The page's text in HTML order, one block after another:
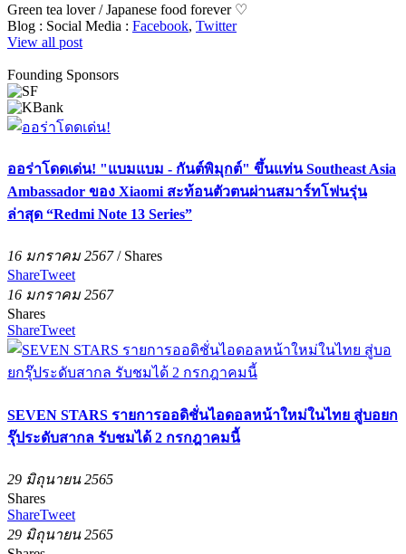
Green tea lover / Japanese food forever ♡
Blog : Social Media : Facebook, Twitter
View all post
Founding Sponsors
ออร่าโดดเด่น! "แบมแบม - กันต์พิมุกต์" ขึ้นแท่น Southeast Asia
Ambassador ของ Xiaomi สะท้อนตัวตนผ่านสมาร์ทโฟนรุ่น
ล่าสุด “Redmi Note 13 Series”
16 มกราคม 2567/ Shares
ShareTweet
16 มกราคม 2567
Shares
ShareTweet
SEVEN STARS รายการออดิชั่นไอดอลหน้าใหม่ในไทย สู่บอยก
รุ๊ประดับสากล รับชมได้ 2 กรกฎาคมนี้
29 มิถุนายน 2565
Shares
ShareTweet
29 มิถุนายน 2565